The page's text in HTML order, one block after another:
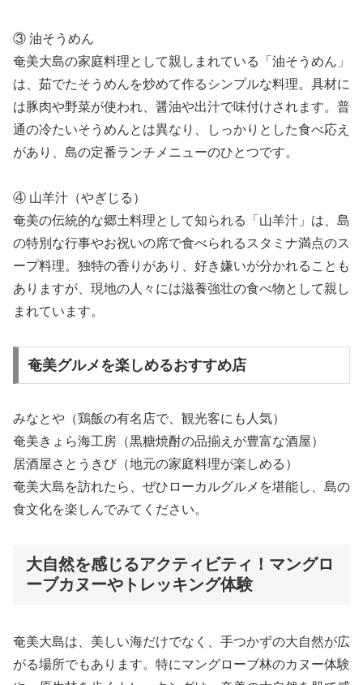
③ 油そうめん
奄美大島の家庭料理として親しまれている「油そうめん」
は、茹でたそうめんを炒めて作るシンプルな料理。具材に
は豚肉や野菜が使われ、醤油や出汁で味付けされます。普
通の冷たいそうめんとは異なり、しっかりとした食べ応え
があり、島の定番ランチメニューのひとつです。
④ 山羊汁（やぎじる）
奄美の伝統的な郷土料理として知られる「山羊汁」は、島
の特別な行事やお祝いの席で食べられるスタミナ満点のス
ープ料理。独特の香りがあり、好き嫌いが分かれることも
ありますが、現地の人々には滋養強壮の食べ物として親し
まれています。
奄美グルメを楽しめるおすすめ店
みなとや（鶏飯の有名店で、観光客にも人気）
奄美きょら海工房（黒糖焼酎の品揃えが豊富な酒屋）
居酒屋さとうきび（地元の家庭料理が楽しめる）
奄美大島を訪れたら、ぜひローカルグルメを堪能し、島の
食文化を楽しんでみてください。
大自然を感じるアクティビティ！マングロ
ーブカヌーやトレッキング体験
奄美大島は、美しい海だけでなく、手つかずの大自然が広
がる場所でもあります。特にマングローブ林のカヌー体験